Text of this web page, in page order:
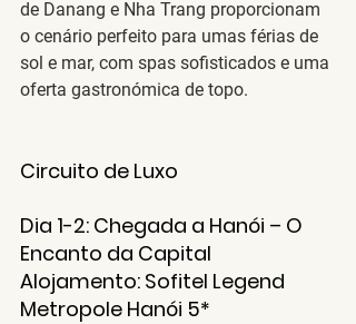
de Danang e Nha Trang proporcionam
o cenário perfeito para umas férias de
sol e mar, com spas sofisticados e uma
oferta gastronómica de topo.
Circuito de Luxo
Dia 1-2: Chegada a Hanói – O
Encanto da Capital
Alojamento: Sofitel Legend
Metropole Hanói 5*